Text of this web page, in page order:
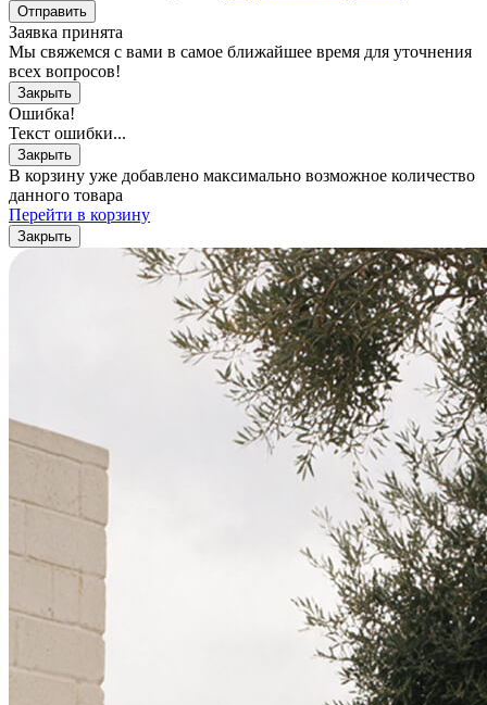
Отправить
Заявка принята
Мы свяжемся с вами в самое ближайшее время для уточнения
всех вопросов!
Закрыть
Ошибка!
Текст ошибки...
Закрыть
В корзину уже добавлено максимально возможное количество
данного товара
Перейти в корзину
Закрыть